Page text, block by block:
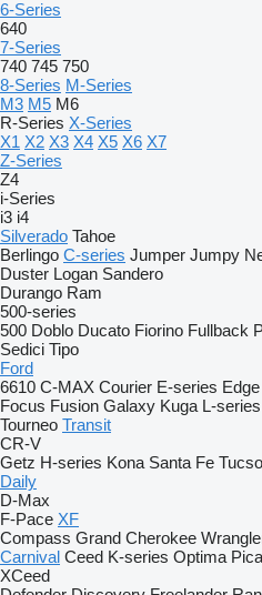
6-Series
640
7-Series
740 745 750
8-Series M-Series
M3 M5 M6
R-Series X-Series
X1 X2 X3 X4 X5 X6 X7
Z-Series
Z4
i-Series
i3 i4
Silverado Tahoe
Berlingo C-series Jumper Jumpy
Duster Logan Sandero
Durango Ram
500-series
500 Doblo Ducato Fiorino Fullback
Sedici Tipo
Ford
6610 C-MAX Courier E-series Edge
Focus Fusion Galaxy Kuga L-series
Tourneo Transit
CR-V
Getz H-series Kona Santa Fe
Daily
D-Max
F-Pace XF
Compass Grand Cherokee
Carnival Ceed K-series Optima
XCeed